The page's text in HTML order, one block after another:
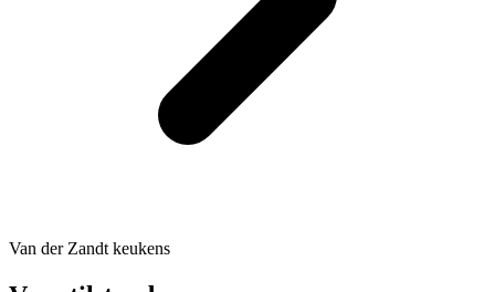
Van der Zandt keukens